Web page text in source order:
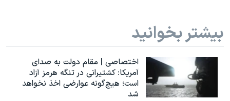
بیشتر بخوانید
اختصاصی | مقام دولت به صدای
آمریکا: کشتیرانی در تنگه هرمز آزاد
است؛ هیچ‌گونه عوارضی اخذ نخواهد
شد